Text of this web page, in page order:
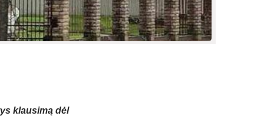
klausimą dėl